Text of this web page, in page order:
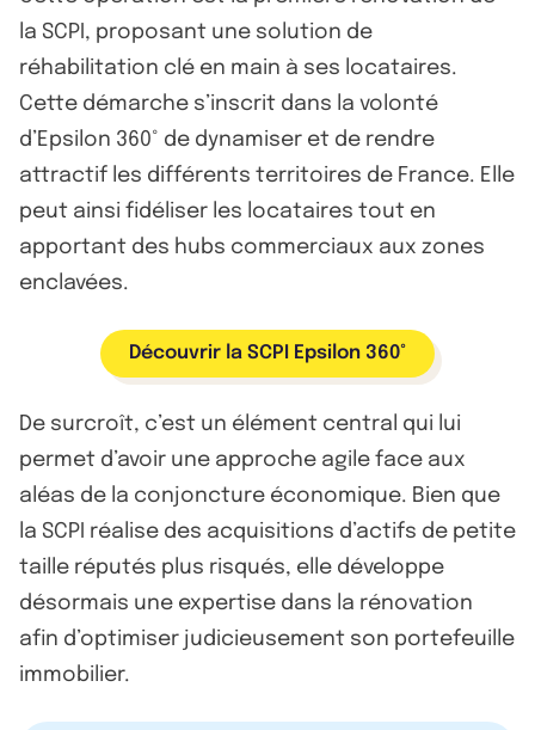
la SCPI, proposant une solution de
réhabilitation clé en main à ses locataires.
Cette démarche s’inscrit dans la volonté
d’Epsilon 360° de dynamiser et de rendre
attractif les différents territoires de France. Elle
peut ainsi fidéliser les locataires tout en
apportant des hubs commerciaux aux zones
enclavées.
Découvrir la SCPI Epsilon 360°
De surcroît, c’est un élément central qui lui
permet d’avoir une approche agile face aux
aléas de la conjoncture économique. Bien que
la SCPI réalise des acquisitions d’actifs de petite
taille réputés plus risqués, elle développe
désormais une expertise dans la rénovation
afin d’optimiser judicieusement son portefeuille
immobilier.